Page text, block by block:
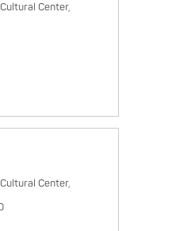
Center,
Center,